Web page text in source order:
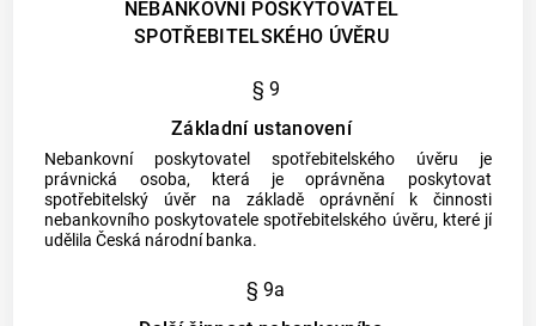
NEBANKOVNÍ POSKYTOVATEL
SPOTŘEBITELSKÉHO ÚVĚRU
§ 9
Základní ustanovení
Nebankovní poskytovatel spotřebitelského úvěru je
právnická osoba, která je oprávněna poskytovat
spotřebitelský úvěr na základě oprávnění k činnosti
nebankovního poskytovatele spotřebitelského úvěru, které jí
udělila Česká národní banka.
§ 9a